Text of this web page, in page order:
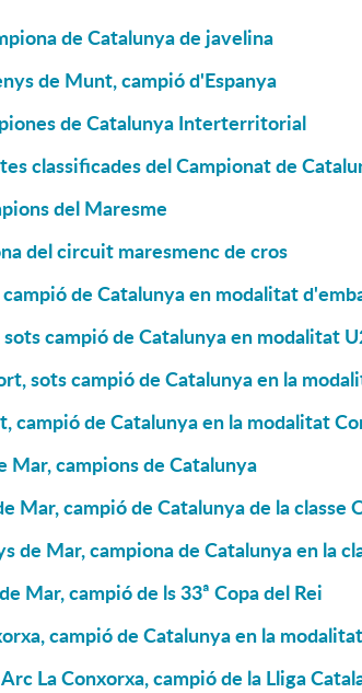
de Catalunya de javelina
de Munt, campió d'Espanya
de Catalunya Interterritorial
classificades del Campionat de
del Maresme
del circuit maresmenc de cros
de Catalunya en modalitat
campió de Catalunya en modalitat
sots campió de Catalunya en la
campió de Catalunya en la modalitat
campions de Catalunya
Mar, campió de Catalunya de la classe
de Mar, campiona de Catalunya en la
Mar, campió de ls 33ª Copa del Rei
campió de Catalunya en la
La Conxorxa, campió de la Lliga